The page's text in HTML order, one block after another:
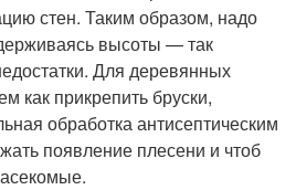
стен. Таким образом, надо
высоты — так
Для деревянных
как прикрепить бруски,
обработка антисептическим
появление плесени и чтоб